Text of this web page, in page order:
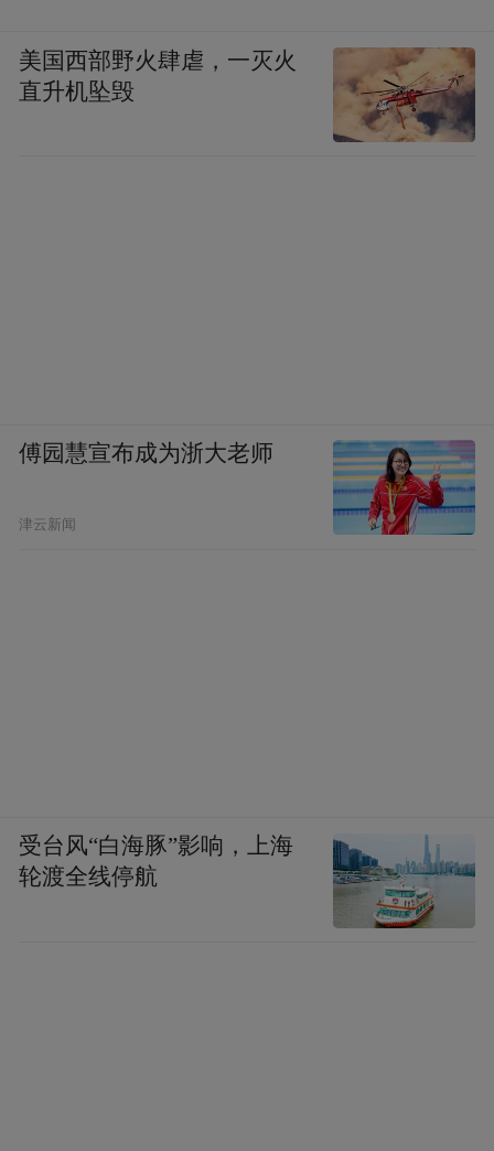
美国西部野火肆虐，一灭火
直升机坠毁
傅园慧宣布成为浙大老师
津云新闻
受台风“白海豚”影响，上海
轮渡全线停航